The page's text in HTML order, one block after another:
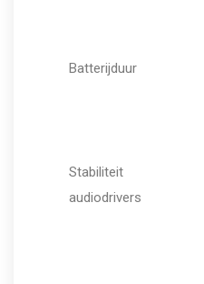
Batterijduur
Stabiliteit
audiodrivers